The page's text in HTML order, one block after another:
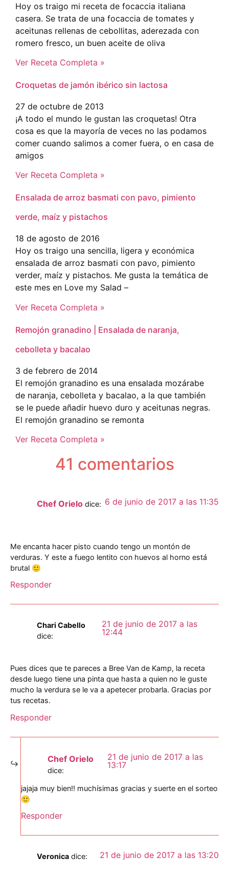
Hoy os traigo mi receta de focaccia italiana
casera. Se trata de una focaccia de tomates y
aceitunas rellenas de cebollitas, aderezada con
romero fresco, un buen aceite de oliva
Ver Receta Completa »
Croquetas de jamón ibérico sin lactosa
27 de octubre de 2013
¡A todo el mundo le gustan las croquetas! Otra
cosa es que la mayoría de veces no las podamos
comer cuando salimos a comer fuera, o en casa de
amigos
Ver Receta Completa »
Ensalada de arroz basmati con pavo, pimiento
verde, maíz y pistachos
18 de agosto de 2016
Hoy os traigo una sencilla, ligera y económica
ensalada de arroz basmati con pavo, pimiento
verder, maíz y pistachos. Me gusta la temática de
este mes en Love my Salad –
Ver Receta Completa »
Remojón granadino | Ensalada de naranja,
cebolleta y bacalao
3 de febrero de 2014
El remojón granadino es una ensalada mozárabe
de naranja, cebolleta y bacalao, a la que también
se le puede añadir huevo duro y aceitunas negras.
El remojón granadino se remonta
Ver Receta Completa »
41 comentarios
Chef Orielo dice: 6 de junio de 2017 a las 11:35
Me encanta hacer pisto cuando tengo un montón de
verduras. Y este a fuego lentito con huevos al horno está
brutal 🙂
Responder
Chari Cabello
dice:
21 de junio de 2017 a las
12:44
Pues dices que te pareces a Bree Van de Kamp, la receta
desde luego tiene una pinta que hasta a quien no le guste
mucho la verdura se le va a apetecer probarla. Gracias por
tus recetas.
Responder
Chef Orielo
dice:
21 de junio de 2017 a las
13:17
jajaja muy bien!! muchísimas gracias y suerte en el sorteo
🙂
Responder
Veronica dice: 21 de junio de 2017 a las 13:20